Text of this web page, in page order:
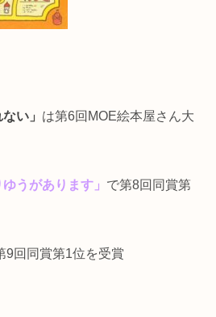
い」 は第6回MOE絵本屋さん大
ゆうがあります」 で第8回同賞第
9回同賞第1位を受賞